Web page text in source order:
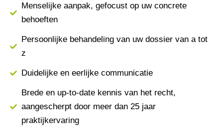
Menselijke aanpak, gefocust op uw concrete
behoeften
Persoonlijke behandeling van uw dossier van a tot
z
Duidelijke en eerlijke communicatie
Brede en up-to-date kennis van het recht,
aangescherpt door meer dan 25 jaar
praktijkervaring